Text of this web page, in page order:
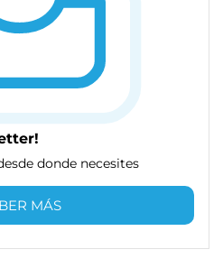
donde necesites
MÁS